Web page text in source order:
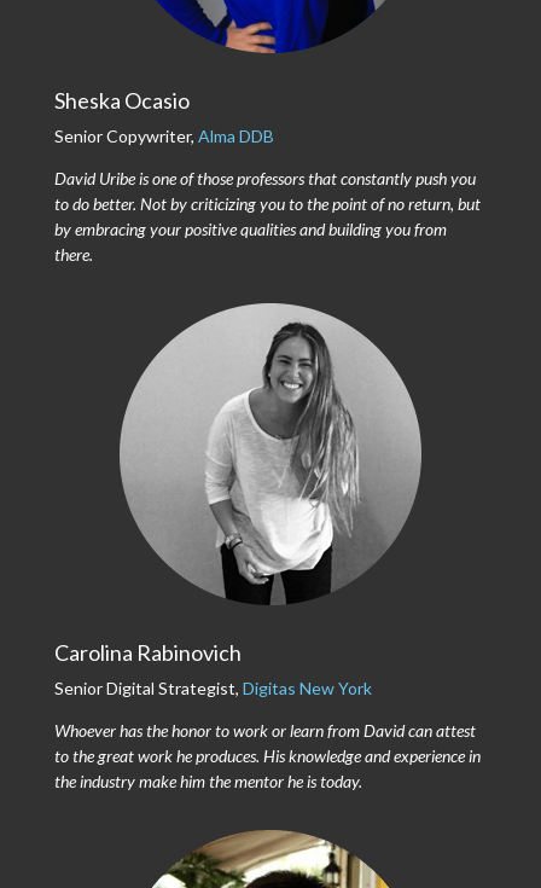
Sheska Ocasio
Senior Copywriter, Alma DDB
David Uribe is one of those professors that constantly push you
to do better. Not by criticizing you to the point of no return, but
by embracing your positive qualities and building you from
there.
Carolina Rabinovich
Senior Digital Strategist, Digitas New York
Whoever has the honor to work or learn from David can attest
to the great work he produces. His knowledge and experience in
the industry make him the mentor he is today.